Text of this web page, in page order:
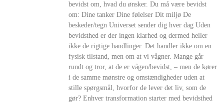
bevidst om, hvad du ønsker. Du må være bevidst
om: Dine tanker Dine følelser Dit miljø De
beskeder/tegn Universet sender dig hver dag Uden
bevidsthed er der ingen klarhed og dermed heller
ikke de rigtige handlinger. Det handler ikke om en
fysisk tilstand, men om at vi vågner. Mange går
rundt og tror, at de er vågen/bevidst, – men de kører
i de samme mønstre og omstændigheder uden at
stille spørgsmål, hvorfor de lever det liv, som de
gør? Enhver transformation starter med bevidsthed